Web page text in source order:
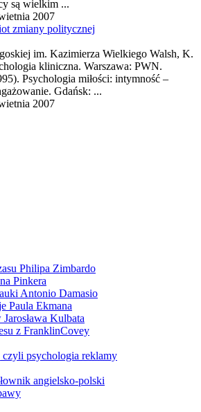
są wielkim ...
2007
zmiany politycznej
im. Kazimierza Wielkiego Walsh, K.
kliniczna. Warszawa: PWN.
Psychologia miłości: intymność –
Gdańsk: ...
2007
Philipa Zimbardo
Pinkera
Antonio Damasio
Paula Ekmana
Kulbata
z FranklinCovey
czyli psychologia reklamy
angielsko-polski